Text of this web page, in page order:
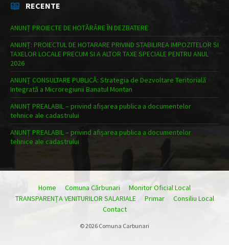
RECENTE
ANUNȚ PROIECTE DE HOTĂRÂRE ÎN DEZBATERE
ANUNȚ: PROIECTUL DE HOTARARE PRIVIND STABILIREA IMPOZITELOR SI
TAXELOR LOCALE PRECUM SI A ALTOR TAXE SPECIALE PENTRU ANUL
2026
ANUNȚ CONSULTARE PUBLICĂ: Strategia de Dezvoltare Teritorială
Integrată a Microregiunii Banatul Montan
ANUNȚ PREALABIL – privind afișarea publica a documentelor
tehnice ale cadastrului
ANUNȚ PREALABIL – privind afișarea publica a documentelor
tehnice ale cadastrului
Home Comuna Cărbunari
Monitor Oficial Local
TRANSPARENȚA VENITURILOR SALARIALE
Primar
Consiliu Local
Contact
© 2026 Comuna Carbunari